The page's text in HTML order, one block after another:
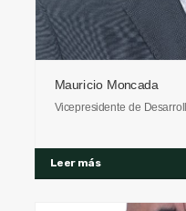
Mauricio Moncada
Vicepresidente de
Leer más